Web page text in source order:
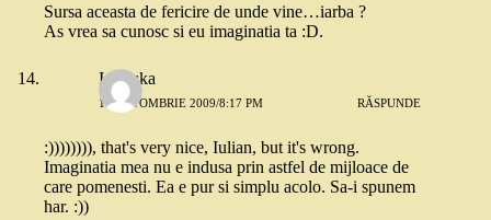
Sursa aceasta de fericire de unde vine…iarba ?
As vrea sa cunosc si eu imaginatia ta :D.
Ionouka
18 OCTOMBRIE 2009/8:17 PM RĂSPUNDE
:)))))))), that's very nice, Iulian, but it's wrong.
Imaginatia mea nu e indusa prin astfel de mijloace de
care pomenesti. Ea e pur si simplu acolo. Sa-i spunem
har. :))